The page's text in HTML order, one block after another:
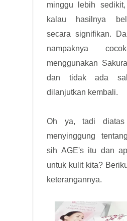
minggu lebih
kalau hasilnya
secara signifikan.
nampaknya
menggunakan
dan tidak ada
dilanjutkan kembali.
Oh ya, tadi diatas
menyinggung
sih AGE's itu dan
untuk kulit kita?
keterangannya.